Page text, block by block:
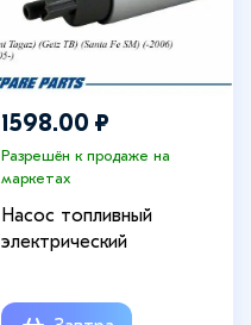
1598.00 ₽
Разрешён к продаже на
маркетах
Насос топливный
электрический